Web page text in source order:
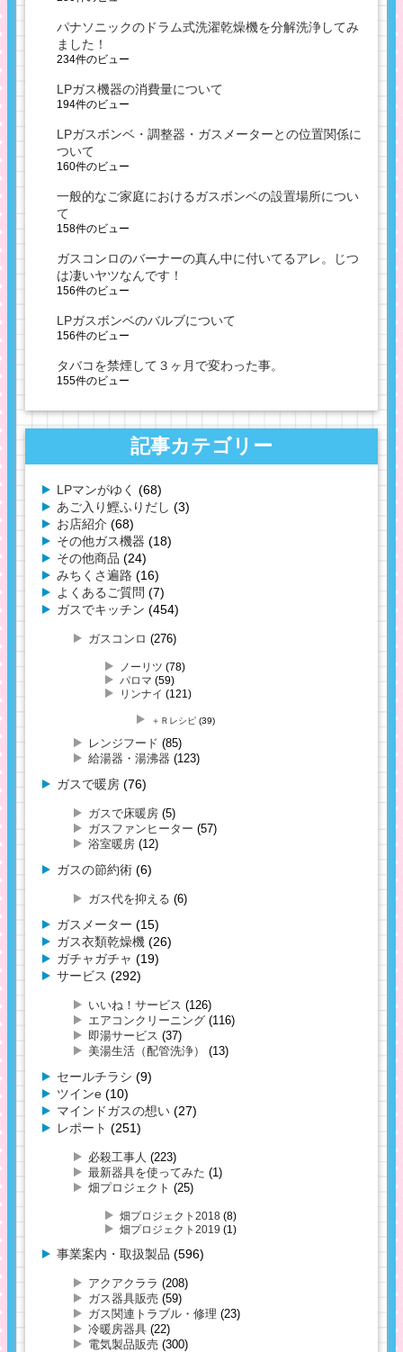
パナソニックのドラム式洗濯乾燥機を分解洗浄してみ
ました！
234件のビュー
LPガス機器の消費量について
194件のビュー
LPガスボンベ・調整器・ガスメーターとの位置関係に
ついて
160件のビュー
一般的なご家庭におけるガスボンベの設置場所につい
て
158件のビュー
ガスコンロのバーナーの真ん中に付いてるアレ。じつ
は凄いヤツなんです！
156件のビュー
LPガスボンベのバルブについて
156件のビュー
タバコを禁煙して３ヶ月で変わった事。
155件のビュー
記事カテゴリー
LPマンがゆく (68)
あご入り鰹ふりだし (3)
お店紹介 (68)
その他ガス機器 (18)
その他商品 (24)
みちくさ遍路 (16)
よくあるご質問 (7)
ガスでキッチン (454)
ガスコンロ (276)
ノーリツ (78)
パロマ (59)
リンナイ (121)
＋Ｒレシピ (39)
レンジフード (85)
給湯器・湯沸器 (123)
ガスで暖房 (76)
ガスで床暖房 (5)
ガスファンヒーター (57)
浴室暖房 (12)
ガスの節約術 (6)
ガス代を抑える (6)
ガスメーター (15)
ガス衣類乾燥機 (26)
ガチャガチャ (19)
サービス (292)
いいね！サービス (126)
エアコンクリーニング (116)
即湯サービス (37)
美湯生活（配管洗浄）
(13)
セールチラシ (9)
ツインe (10)
マインドガスの想い (27)
レポート (251)
必殺工事人 (223)
最新器具を使ってみた (1)
畑プロジェクト (25)
畑プロジェクト2018 (8)
畑プロジェクト2019 (1)
事業案内・取扱製品 (596)
アクアクララ (208)
ガス器具販売 (59)
ガス関連トラブル・修理 (23)
冷暖房器具 (22)
電気製品販売 (300)